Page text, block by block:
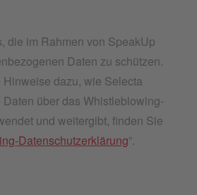
die im Rahmen von SpeakUp
Daten zu schützen.
dazu, wie Selecta
über das Whistleblowing-
und weitergibt, finden Sie
Datenschutzerklärung”.